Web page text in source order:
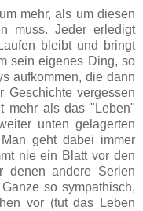
mehr, als um diesen
muss. Jeder erledigt
bleibt und bringt
sein eigenes Ding, so
aufkommen, die dann
Geschichte vergessen
mehr als das "Leben"
unten gelagerten
geht dabei immer
nie ein Blatt vor den
denen andere Serien
so sympathisch,
vor (tut das Leben